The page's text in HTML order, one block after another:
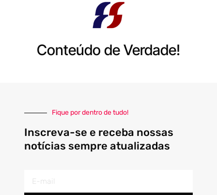
Conteúdo de Verdade!
Fique por dentro de tudo!
Inscreva-se e receba nossas
notícias sempre atualizadas
mail